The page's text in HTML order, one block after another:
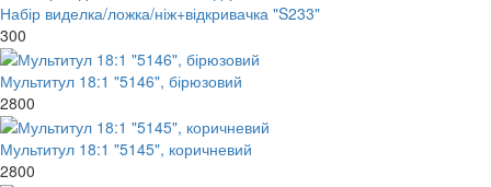
Набір виделка/ложка/ніж+відкривачка "S233"
300
Мультитул 18:1 "5146", бірюзовий
2800
Мультитул 18:1 "5145", коричневий
2800